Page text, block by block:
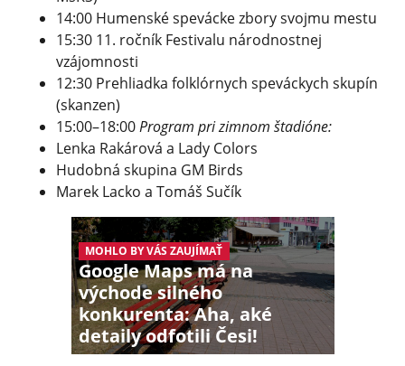
14:00 Humenské spevácke zbory svojmu mestu
15:30 11. ročník Festivalu národnostnej
vzájomnosti
12:30 Prehliadka folklórnych speváckych skupín
(skanzen)
15:00–18:00Program pri zimnom štadióne:
Lenka Rakárová a Lady Colors
Hudobná skupina GM Birds
Marek Lacko a Tomáš Sučík
MOHLO BY VÁS ZAUJÍMAŤ
Google Maps má na
východe silného
konkurenta: Aha, aké
detaily odfotili Česi!